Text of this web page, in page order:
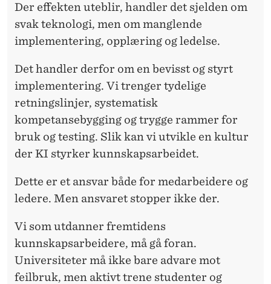
Der effekten uteblir, handler det sjelden om
svak teknologi, men om manglende
implementering, opplæring og ledelse.
Det handler derfor om en bevisst og styrt
implementering. Vi trenger tydelige
retningslinjer, systematisk
kompetansebygging og trygge rammer for
bruk og testing. Slik kan vi utvikle en kultur
der KI styrker kunnskapsarbeidet.
Dette er et ansvar både for medarbeidere og
ledere. Men ansvaret stopper ikke der.
Vi som utdanner fremtidens
kunnskapsarbeidere, må gå foran.
Universiteter må ikke bare advare mot
feilbruk, men aktivt trene studenter og